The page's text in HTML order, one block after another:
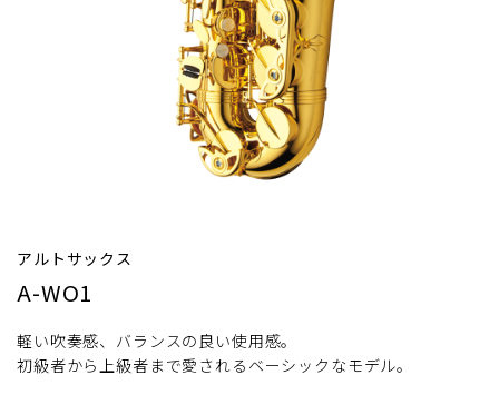
アルトサックス
A-WO1
軽い吹奏感、バランスの良い使用感。
初級者から上級者まで愛されるベーシックなモデル。